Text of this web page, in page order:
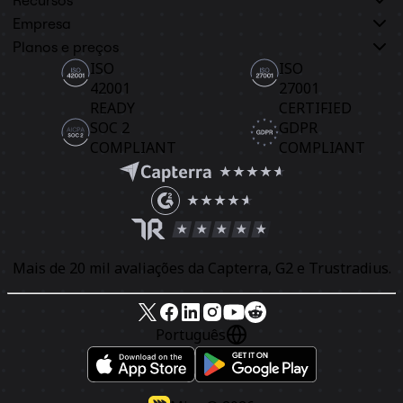
Empresa
Planos e preços
ISO
42001
READY
ISO
27001
CERTIFIED
SOC 2
COMPLIANT
GDPR
COMPLIANT
Mais de 20 mil avaliações da Capterra, G2 e Trustradius.
Português